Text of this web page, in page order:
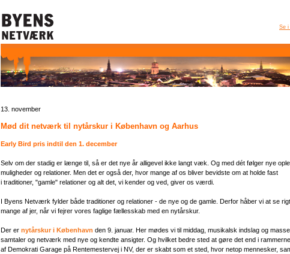
Se i
13. november
Mød dit netværk til nytårskur i København og Aarhus
Early Bird pris indtil den 1. december
Selv om der stadig er længe til, så er det nye år alligevel ikke langt væk. Og med dét følger nye
muligheder og relationer. Men det er også der, hvor mange af os bliver bevidste om at holde fast
i traditioner, "gamle" relationer og alt det, vi kender og ved, giver os værdi.
I Byens Netværk fylder både traditioner og relationer - de nye og de gamle. Derfor håber vi at se
mange af jer, når vi fejrer vores faglige fællesskab med en nytårskur.
Der er nytårskur i København den 9. januar. Her mødes vi til middag, musikalsk indslag og
samtaler og netværk med nye og kendte ansigter. Og hvilket bedre sted at gøre det end i rammerne
af Demokrati Garage på Rentemestervej i NV, der er skabt som et sted, hvor netop mennesker,